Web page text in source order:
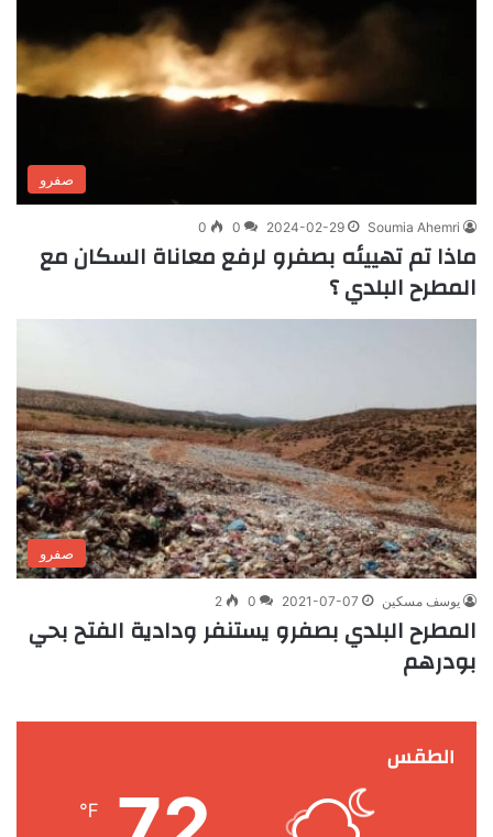
صفرو
Soumia Ahemri
2024-02-29
0
0
ماذا تم تهييئه بصفرو لرفع معاناة السكان مع
المطرح البلدي ؟
صفرو
يوسف مسكين 2021-07-07
0
2
المطرح البلدي بصفرو يستنفر ودادية الفتح بحي
بودرهم
الطقس
℉